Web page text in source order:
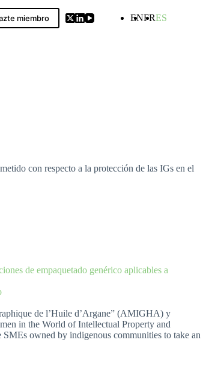
miembro ENFRES
con respecto a la protección de las IGs en el
de empaquetado genérico aplicables a
de l’Huile d’Argane” (AMIGHA) y
in the World of Intellectual Property and
owned by indigenous communities to take an